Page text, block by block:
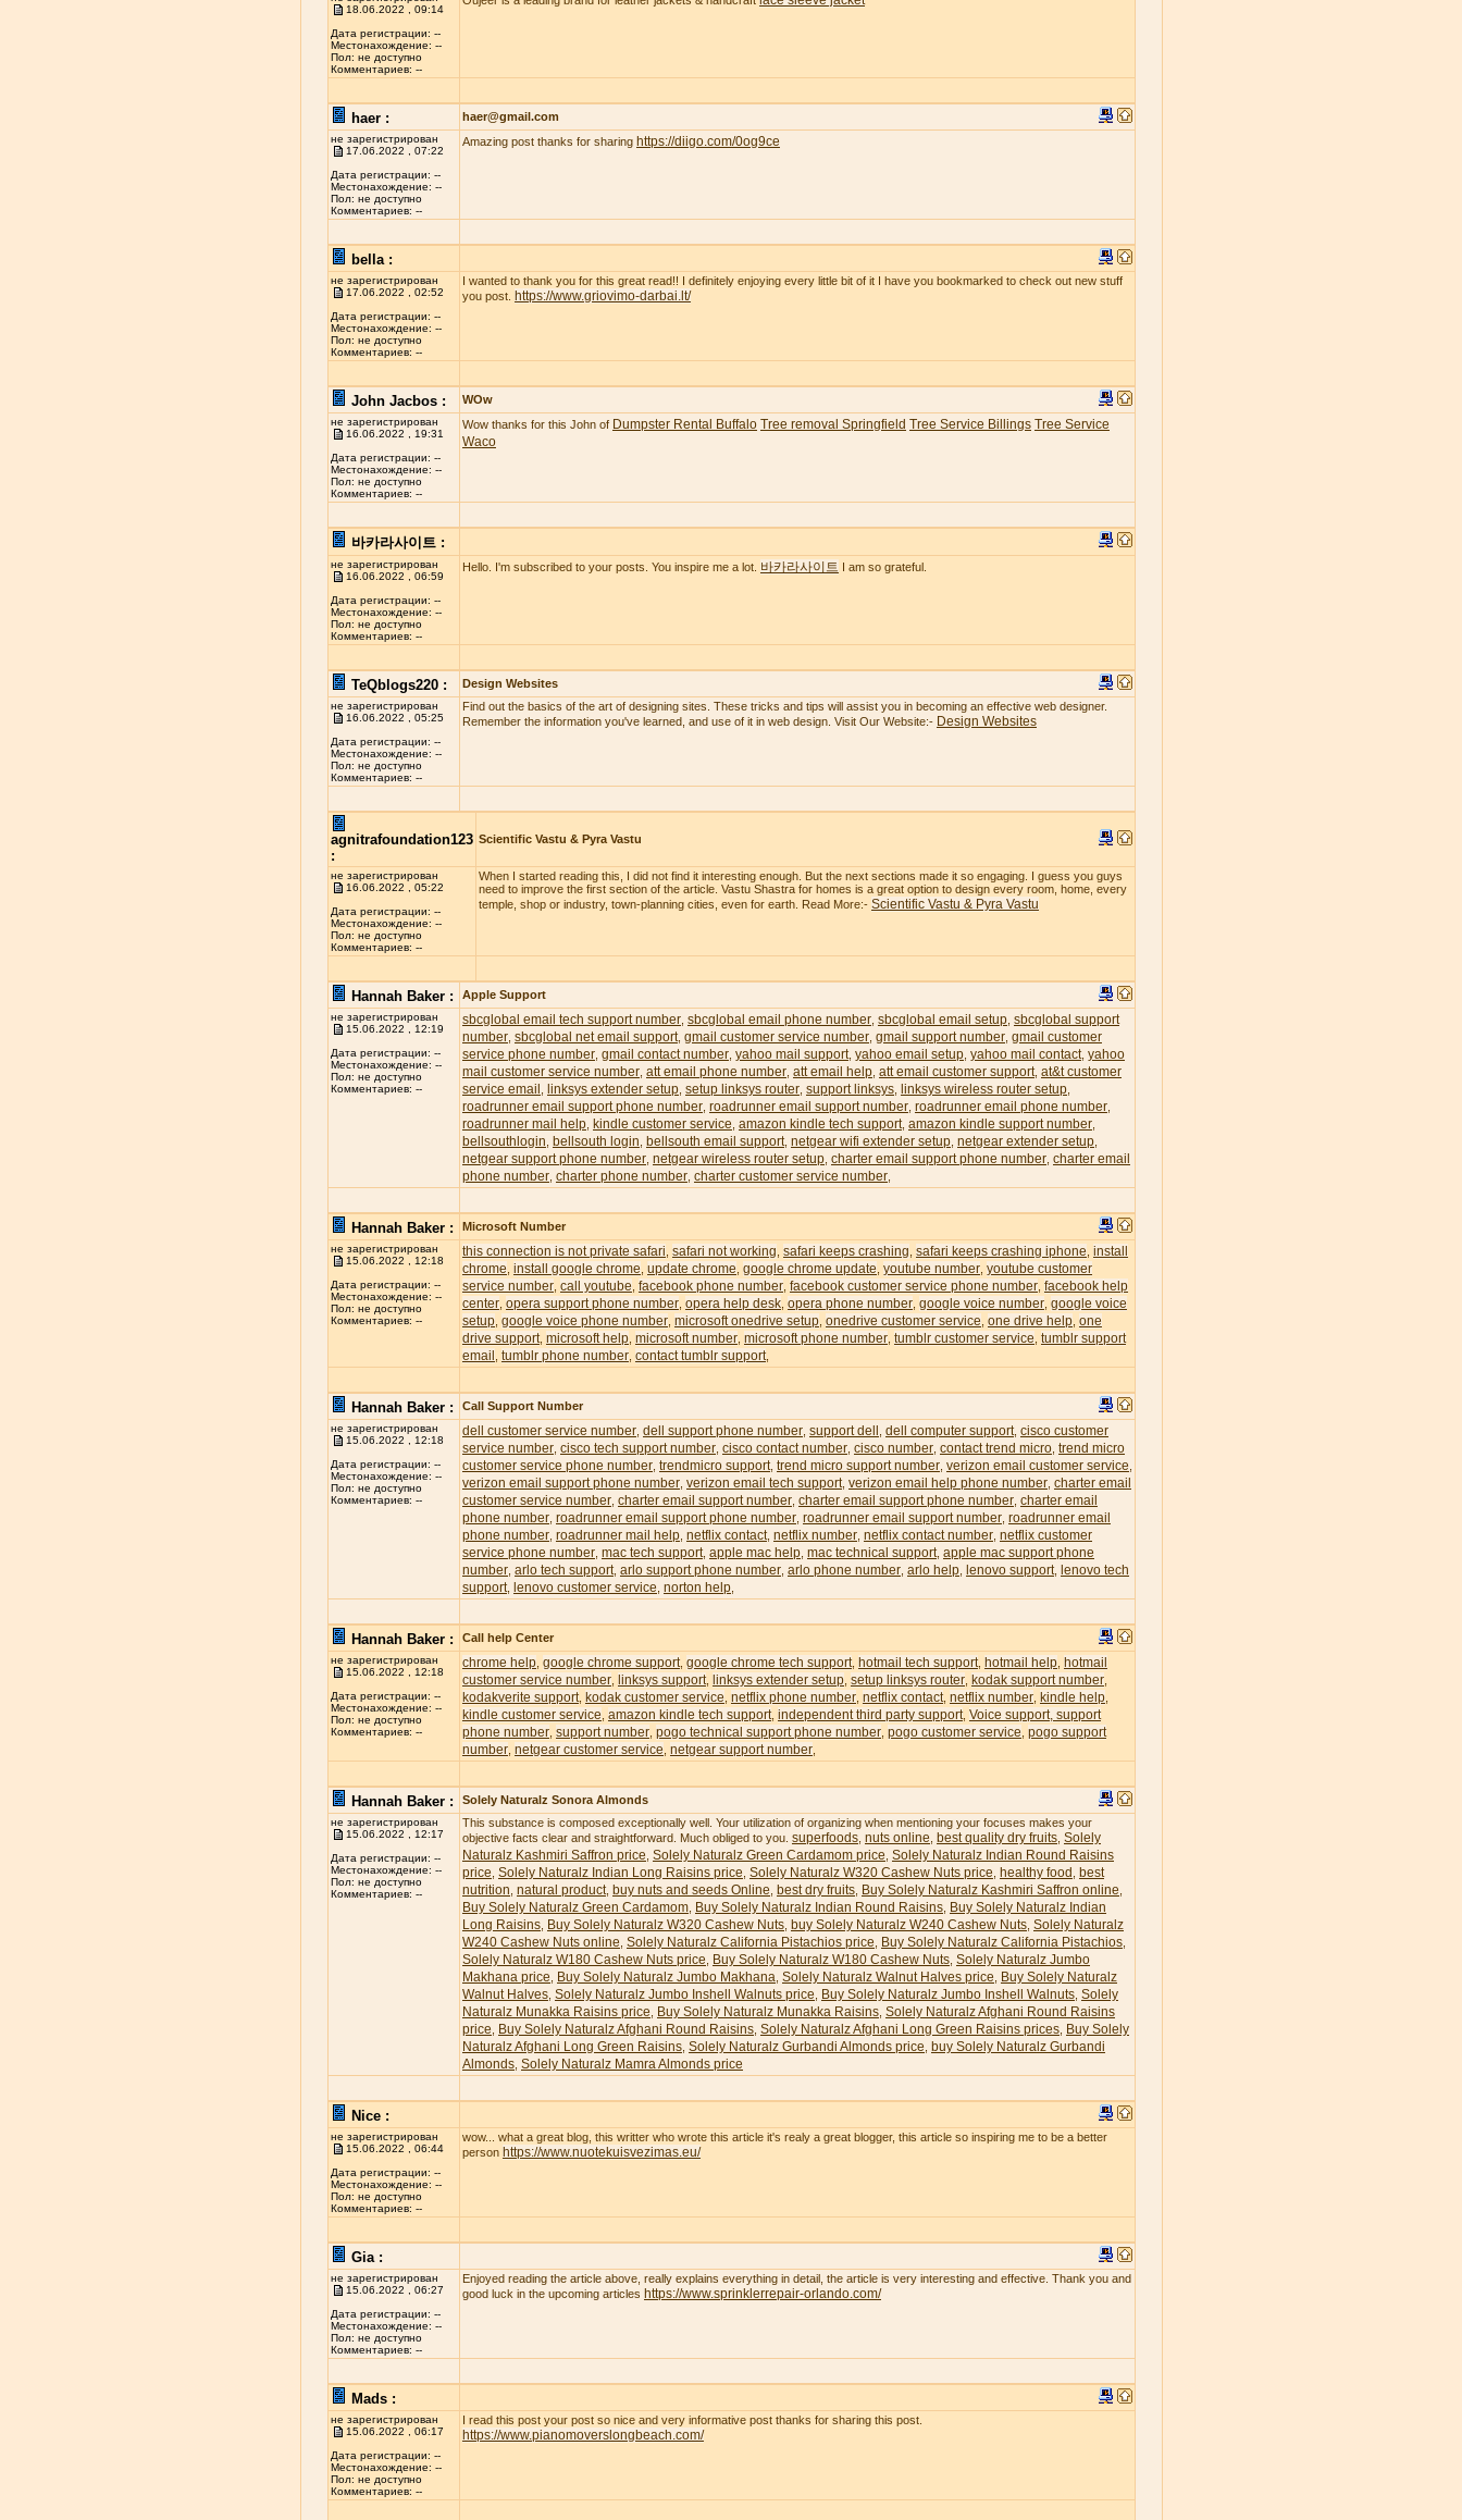
18.06.2022 , 09:14
Дата регистрации: --
Местонахождение: --
Пол: не доступно
Комментариев: --
haer : haer@gmail.com
не зарегистрирован
17.06.2022 , 07:22
Дата регистрации: --
Местонахождение: --
Пол: не доступно
Комментариев: --
Amazing post thanks for sharing https://diigo.com/0og9ce
bella :
не зарегистрирован
17.06.2022 , 02:52
Дата регистрации: --
Местонахождение: --
Пол: не доступно
Комментариев: --
I wanted to thank you for this great read!! I definitely enjoying every little bit of it I have you bookmarked to check out new stuff
you post.
https://www.griovimo-darbai.lt/
John Jacbos : WOw
не зарегистрирован
16.06.2022 , 19:31
Дата регистрации: --
Местонахождение: --
Пол: не доступно
Комментариев: --
Wow thanks for this John of Dumpster Rental Buffalo Tree removal Springfield Tree Service Billings Tree Service
Waco
바카라사이트 :
не зарегистрирован
16.06.2022 , 06:59
Дата регистрации: --
Местонахождение: --
Пол: не доступно
Комментариев: --
Hello. I'm subscribed to your posts. You inspire me a lot. 바카라사이트 I am so grateful.
TeQblogs220 : Design Websites
не зарегистрирован
16.06.2022 , 05:25
Дата регистрации: --
Местонахождение: --
Пол: не доступно
Комментариев: --
Find out the basics of the art of designing sites. These tricks and tips will assist you in becoming an effective web designer.
Remember the information you've learned, and use of it in web design. Visit Our Website:- Design Websites
agnitrafoundation123
:
Scientific Vastu & Pyra Vastu
не зарегистрирован
16.06.2022 , 05:22
Дата регистрации: --
Местонахождение: --
Пол: не доступно
Комментариев: --
When I started reading this, I did not find it interesting enough. But the next sections made it so engaging. I guess you guys
need to improve the first section of the article. Vastu Shastra for homes is a great option to design every room, home, every
temple, shop or industry, town-planning cities, even for earth. Read More:- Scientific Vastu & Pyra Vastu
Hannah Baker : Apple Support
не зарегистрирован
15.06.2022 , 12:19
Дата регистрации: --
Местонахождение: --
Пол: не доступно
Комментариев: --
sbcglobal email tech support number sbcglobal email phone number sbcglobal email setup sbcglobal support
number sbcglobal net email support, gmail customer service number gmail support number gmail customer
service phone number gmail contact number yahoo mail support, yahoo email setup yahoo mail contact, yahoo
mail customer service number att email phone number att email help att email customer support, at&t customer
service email
linksys extender setup setup linksys router support linksys linksys wireless router setup
roadrunner email support phone number roadrunner email support number roadrunner email phone number
roadrunner mail help kindle customer service amazon kindle tech support, amazon kindle support number
bellsouthlogin bellsouth login bellsouth email support, netgear wifi extender setup netgear extender setup
netgear support phone number netgear wireless router setup charter email support phone number charter email
phone number charter phone number charter customer service number
Hannah Baker : Microsoft Number
не зарегистрирован
15.06.2022 , 12:18
Дата регистрации: --
Местонахождение: --
Пол: не доступно
Комментариев: --
this connection is not private safari safari not working safari keeps crashing safari keeps crashing iphone install
chrome install google chrome update chrome google chrome update youtube number youtube customer
service number call youtube facebook phone number facebook customer service phone number facebook help
center opera support phone number opera help desk opera phone number google voice number google voice
setup google voice phone number microsoft onedrive setup onedrive customer service one drive help one
drive support microsoft help microsoft number microsoft phone number tumblr customer service tumblr support
email
tumblr phone number contact tumblr support
Hannah Baker : Call Support Number
не зарегистрирован
15.06.2022 , 12:18
Дата регистрации: --
Местонахождение: --
Пол: не доступно
Комментариев: --
dell customer service number dell support phone number support dell dell computer support, cisco customer
service number cisco tech support number cisco contact number cisco number contact trend micro trend micro
customer service phone number trendmicro support, trend micro support number verizon email customer service
verizon email support phone number verizon email tech support, verizon email help phone number charter email
customer service number charter email support number charter email support phone number charter email
phone number roadrunner email support phone number roadrunner email support number roadrunner email
phone number roadrunner mail help netflix contact, netflix number netflix contact number netflix customer
service phone number mac tech support, apple mac help mac technical support, apple mac support phone
number arlo tech support, arlo support phone number arlo phone number arlo help lenovo support,
lenovo tech
support, lenovo customer service norton help
Hannah Baker : Call help Center
не зарегистрирован
15.06.2022 , 12:18
Дата регистрации: --
Местонахождение: --
Пол: не доступно
Комментариев: --
chrome help google chrome support google chrome tech support hotmail tech support hotmail help hotmail
customer service number
linksys support linksys extender setup setup linksys router kodak support number
kodakverite support kodak customer service netflix phone number netflix contact netflix number kindle help
kindle customer service amazon kindle tech support independent third party support Voice support, support
phone number support number pogo technical support phone number pogo customer service pogo support
number netgear customer service netgear support number
Hannah Baker : Solely Naturalz Sonora Almonds
не зарегистрирован
15.06.2022 , 12:17
Дата регистрации: --
Местонахождение: --
Пол: не доступно
Комментариев: --
This substance is composed exceptionally well. Your utilization of organizing when mentioning your focuses makes your
objective facts clear and straightforward. Much obliged to you. superfoods nuts online best quality dry fruits Solely
Naturalz Kashmiri Saffron price Solely Naturalz Green Cardamom price Solely Naturalz Indian Round Raisins
price Solely Naturalz Indian Long Raisins price Solely Naturalz W320 Cashew Nuts price healthy food
best
nutrition natural product, buy nuts and seeds Online best dry fruits Buy Solely Naturalz Kashmiri Saffron online
Buy Solely Naturalz Green Cardamom Buy Solely Naturalz Indian Round Raisins Buy Solely Naturalz Indian
Long Raisins Buy Solely Naturalz W320 Cashew Nuts buy Solely Naturalz W240 Cashew Nuts Solely Naturalz
W240 Cashew Nuts online Solely Naturalz California Pistachios price Buy Solely Naturalz California Pistachios
Solely Naturalz W180 Cashew Nuts price Buy Solely Naturalz W180 Cashew Nuts Solely Naturalz Jumbo
Makhana price
Buy Solely Naturalz Jumbo Makhana Solely Naturalz Walnut Halves price
Buy Solely Naturalz
Walnut Halves Solely Naturalz Jumbo Inshell Walnuts price Buy Solely Naturalz Jumbo Inshell Walnuts Solely
Naturalz Munakka Raisins price
Buy Solely Naturalz Munakka Raisins Solely Naturalz Afghani Round Raisins
price
Buy Solely Naturalz Afghani Round Raisins Solely Naturalz Afghani Long Green Raisins prices Buy Solely
Naturalz Afghani Long Green Raisins Solely Naturalz Gurbandi Almonds price buy Solely Naturalz Gurbandi
Almonds Solely Naturalz Mamra Almonds price
Nice :
не зарегистрирован
15.06.2022 , 06:44
Дата регистрации: --
Местонахождение: --
Пол: не доступно
Комментариев: --
wow... what a great blog, this writter who wrote this article it's realy a great blogger, this article so inspiring me to be a better
person https://www.nuotekuisvezimas.eu/
Gia :
не зарегистрирован
15.06.2022 , 06:27
Дата регистрации: --
Местонахождение: --
Пол: не доступно
Комментариев: --
Enjoyed reading the article above, really explains everything in detail, the article is very interesting and effective. Thank you and
good luck in the upcoming articles https://www.sprinklerrepair-orlando.com/
Mads :
не зарегистрирован
15.06.2022 , 06:17
Дата регистрации: --
Местонахождение: --
Пол: не доступно
Комментариев: --
I read this post your post so nice and very informative post thanks for sharing this post.
https://www.pianomoverslongbeach.com/